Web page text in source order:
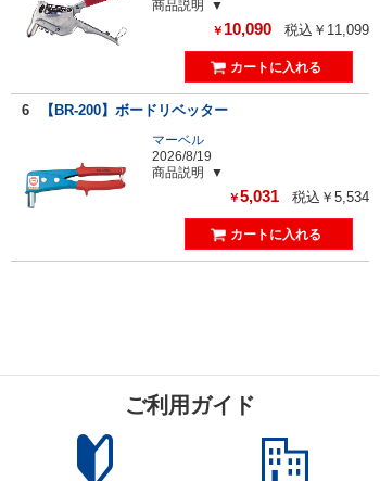
商品説明
￥ 10,090 税込￥11,099
6 【BR-200】ボードリベッター
マーベル
2026/8/19
商品説明
￥5,031 税込￥5,534
ご利用ガイド